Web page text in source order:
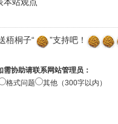
梧桐子“
”支持吧！
协助请联系网站管理员：
格式问题 其他（300字以内）